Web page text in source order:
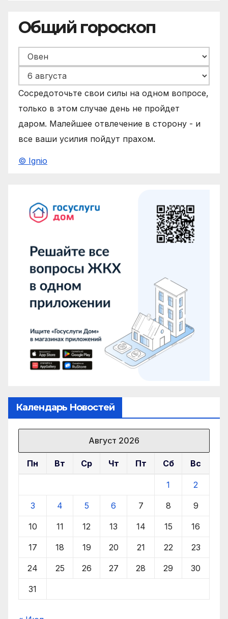
Общий гороскоп
Сосредоточьте свои силы на одном вопросе,
только в этом случае день не пройдет
даром. Малейшее отвлечение в сторону - и
все ваши усилия пойдут прахом.
© Ignio
Календарь Новостей
Август 2026
Пн Вт Ср Чт Пт Сб Вс
1 2
3 4 5 6 7 8 9
10 11 12 13 14 15 16
17 18 19 20 21 22 23
24 25 26 27 28 29 30
31